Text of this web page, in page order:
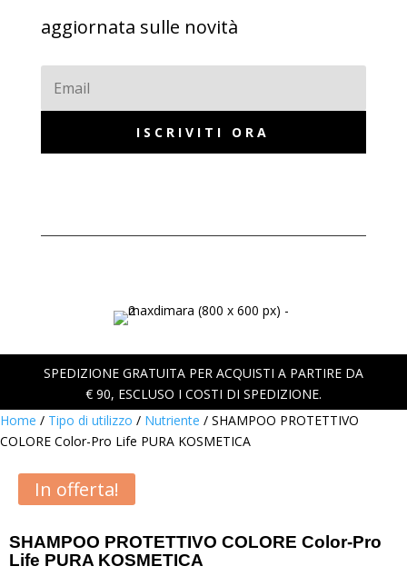
aggiornata sulle novità
ISCRIVITI ORA
SPEDIZIONE GRATUITA PER ACQUISTI A PARTIRE DA
€ 90, ESCLUSO I COSTI DI SPEDIZIONE.
Home / Tipo di utilizzo / Nutriente / SHAMPOO PROTETTIVO
COLORE Color-Pro Life PURA KOSMETICA
In offerta!
SHAMPOO PROTETTIVO COLORE Color-Pro
Life PURA KOSMETICA